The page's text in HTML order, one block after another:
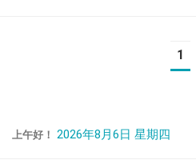
1
上午好！ 2026年8月6日 星期四